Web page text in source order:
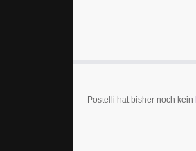
Postelli hat bisher noch kein